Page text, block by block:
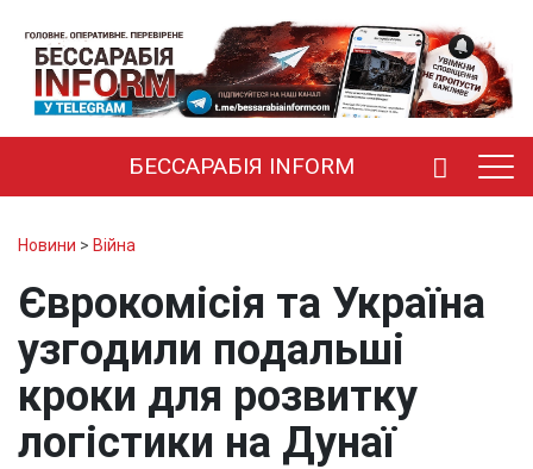
БЕССАРАБІЯ INFORM
Новини > Війна
Єврокомісія та Україна
узгодили подальші
кроки для розвитку
логістики на Дунаї